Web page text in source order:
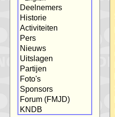
Deelnemers
Historie
Activiteiten
Pers
Nieuws
Uitslagen
Partijen
Foto's
Sponsors
Forum (FMJD)
KNDB